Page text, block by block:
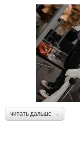
читать дальше →